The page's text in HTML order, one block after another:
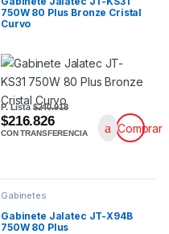
750W 80 Plus Bronze Cristal
Curvo
P. Lista$240.918
$216.826
CON TRANSFERENCIA Comprar
Gabinetes
Gabinete Jalatec JT-X94B
750W 80 Plus